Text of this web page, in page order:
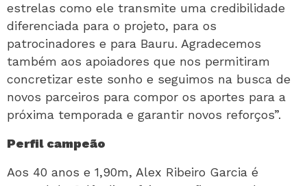
estrelas como ele transmite uma credibilidade
diferenciada para o projeto, para os
patrocinadores e para Bauru. Agradecemos
também aos apoiadores que nos permitiram
concretizar este sonho e seguimos na busca de
novos parceiros para compor os aportes para a
próxima temporada e garantir novos reforços”.
Perfil campeão
Aos 40 anos e 1,90m, Alex Ribeiro Garcia é